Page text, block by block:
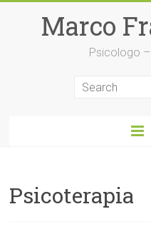
Marco
Psicologo
Psicoterapia